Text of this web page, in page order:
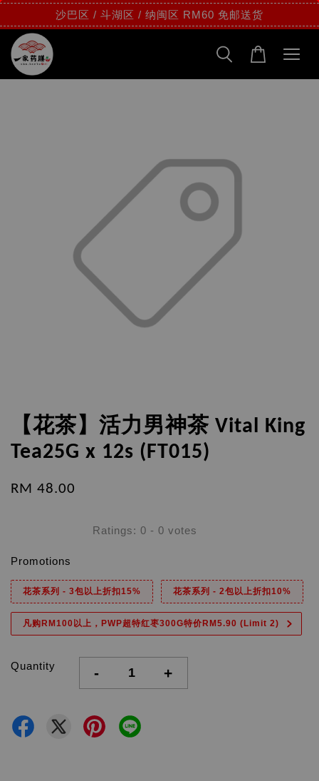
沙巴区 / 斗湖区 / 纳闽区 RM60 免邮送货
【花茶】活力男神茶 Vital King
Tea25G x 12s (FT015)
RM 48.00
Ratings: 0 - 0 votes
Promotions
花茶系列 - 3包以上折扣15% 花茶系列 - 2包以上折扣10%
凡购RM100以上，PWP超特红枣300G特价RM5.90 (Limit 2)
Quantity - +